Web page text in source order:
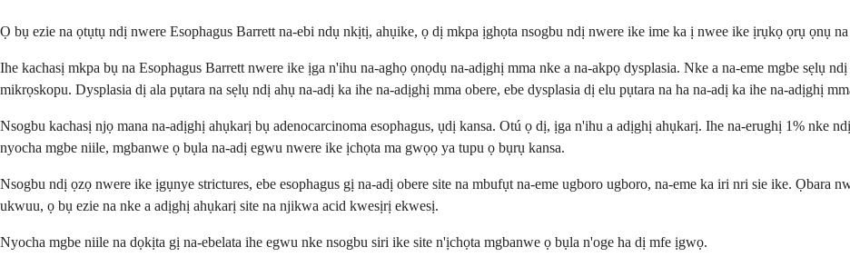
Ọ bụ ezie na ọtụtụ ndị nwere Esophagus Barrett na-ebi ndụ nkịtị, ahụike, ọ dị mkpa ịghọta nsogbu ndị nwere ike ime ka ị nwee ike ịrụkọ ọrụ ọnụ
Ihe kachasị mkpa bụ na Esophagus Barrett nwere ike ịga n'ihu na-aghọ ọnọdụ na-adịghị mma nke a na-akpọ dysplasia. Nke a na-eme mgbe sẹlụ
mikrọskopu. Dysplasia dị ala pụtara na sẹlụ ndị ahụ na-adị ka ihe na-adịghị mma obere, ebe dysplasia dị elu pụtara na ha na-adị ka ihe na-adịghị
Nsogbu kachasị njọ mana na-adịghị ahụkarị bụ adenocarcinoma esophagus, ụdị kansa. Otú ọ dị, ịga n'ihu a adịghị ahụkarị. Ihe na-erughị 1% nke
nyocha mgbe niile, mgbanwe ọ bụla na-adị egwu nwere ike ịchọta ma gwọọ ya tupu ọ bụrụ kansa.
Nsogbu ndị ọzọ nwere ike ịgụnye strictures, ebe esophagus gị na-adị obere site na mbufụt na-eme ugboro ugboro, na-eme ka iri nri sie ike. Ọbara
ukwuu, ọ bụ ezie na nke a adịghị ahụkarị site na njikwa acid kwesịrị ekwesị.
Nyocha mgbe niile na dọkịta gị na-ebelata ihe egwu nke nsogbu siri ike site n'ịchọta mgbanwe ọ bụla n'oge ha dị mfe ịgwọ.